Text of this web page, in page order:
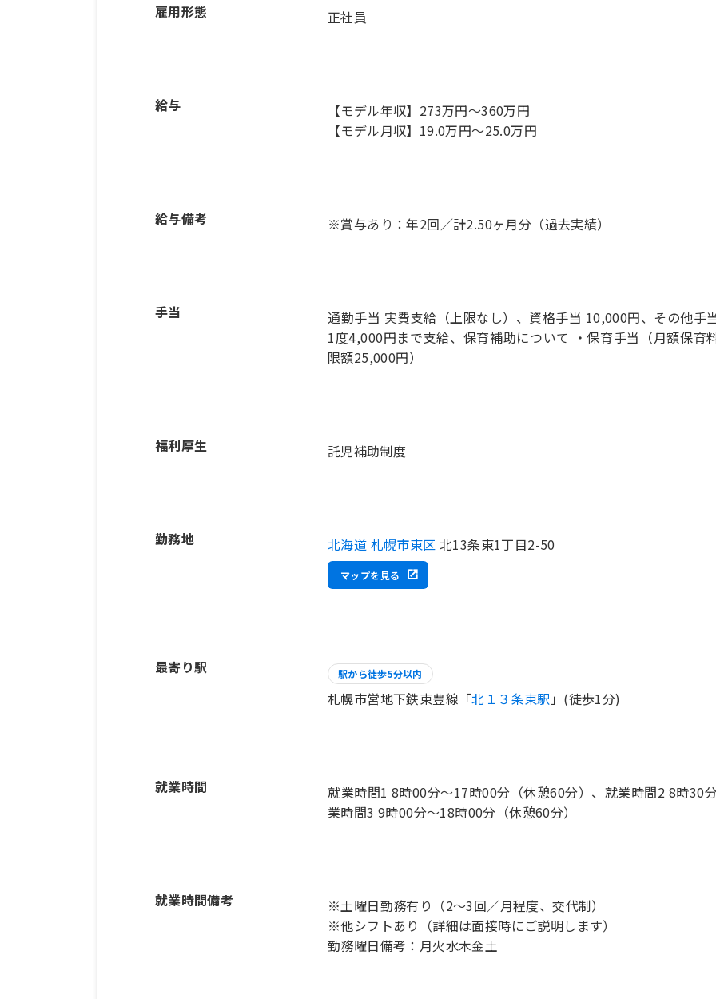
雇用形態 正社員
給与
【モデル年収】273万円〜360万円
【モデル月収】19.0万円〜25.0万円
給与備考 ※賞与あり：年2回／計2.50ヶ月分（過去実績）
手当
通勤手当 実費支給（上限なし）、資格手当 10,000円、その他手
1度4,000円まで支給、保育補助について ・保育手当（月額保
限額25,000円）
福利厚生 託児補助制度
勤務地 北海道 札幌市東区 北13条東1丁目2-50
マップを見る
最寄り駅 駅から徒歩5分以内
札幌市営地下鉄東豊線「北１３条東駅 」(徒歩1分)
就業時間
就業時間1 8時00分〜17時00分（休憩60分）、就業時間2 8時30
業時間3 9時00分〜18時00分（休憩60分）
就業時間備考
※土曜日勤務有り（2～3回／月程度、交代制）
※他シフトあり（詳細は面接時にご説明します）